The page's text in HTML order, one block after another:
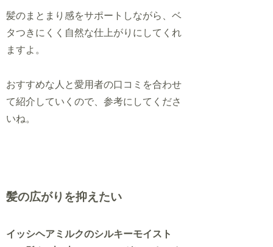
髪のまとまり感をサポートしながら、ベ
タつきにくく自然な仕上がりにしてくれ
ますよ。
おすすめな人と愛用者の口コミを合わせ
て紹介していくので、参考にしてくださ
いね。
髪の広がりを抑えたい
イッシヘアミルクのシルキーモイスト